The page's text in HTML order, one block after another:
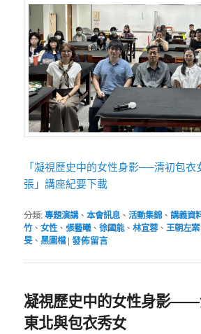
「凝視歷史中的女性身影──清初包
張」講座紀要下載
分類:專題演講、本會訊息 、活動集錦、講義資
竹、女性 、張藝曦、徐國能、林宜蓉、王朝左案
旻、黑圖檔 |發佈留言
凝視歷史中的女性身影
東北與包衣秀女